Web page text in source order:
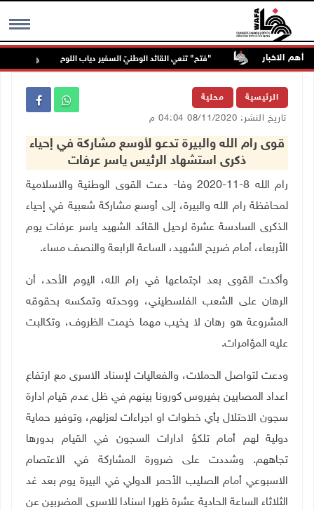
MENU أهم الاخبار
اللوح "فتح" تنعي القائد الوطنيّ السفير دياب اللوح
الرئيسية محلية
تاريخ النشر: 08/11/2020 04:04 م
قوى رام الله والبيرة تدعو لأوسع مشاركة في إحياء
ذكرى استشهاد الرئيس ياسر عرفات
رام الله 8-11-2020 وفا- دعت القوى الوطنية والاسلامية
لمحافظة رام الله والبيرة، إلى أوسع مشاركة شعبية في إحياء
الذكرى السادسة عشرة لرحيل القائد الشهيد ياسر عرفات يوم
الأربعاء، أمام ضريح الشهيد، الساعة الرابعة والنصف مساء.
وأكدت القوى بعد اجتماعها في رام الله، اليوم الأحد، أن
الرهان على الشعب الفلسطيني، ووحدته وتمكسه بحقوقه
المشروعة هو رهان لا يخيب مهما خيمت الظروف، وتكالبت
عليه المؤامرات.
ودعت لتواصل الحملات، والفعاليات لإسناد الاسرى مع ارتفاع
اعداد المصابين بفيروس كورونا بينهم في ظل عدم قيام ادارة
سجون الاحتلال بأي خطوات او اجراءات لعزلهم، وتوفير حماية
دولية لهم أمام تلكؤ ادارات السجون في القيام بدورها
تجاههم. وشددت على ضرورة المشاركة في الاعتصام
الاسبوعي أمام الصليب الأحمر الدولي في البيرة يوم بعد غد
الثلاثاء الساعة الحادية عشرة ظهرا اسنادا للاسرى المضربين عن